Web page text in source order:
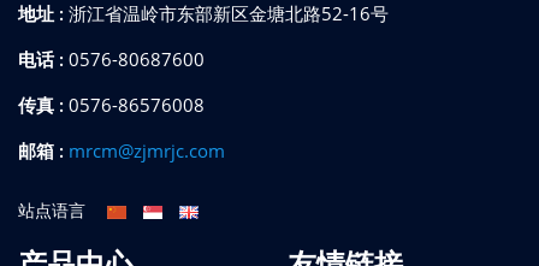
地址 : 浙江省温岭市东部新区金塘北路52-16号
电话 : 0576-80687600
传真 : 0576-86576008
邮箱 : mrcm@zjmrjc.com
站点语言